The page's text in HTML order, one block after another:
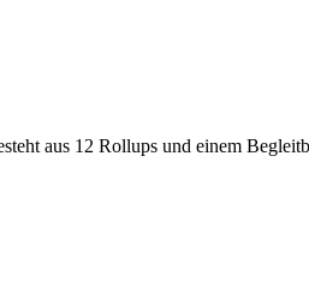
aus 12 Rollups und einem